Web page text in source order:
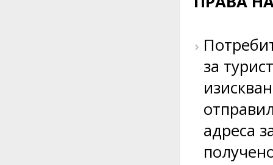
за
адреса